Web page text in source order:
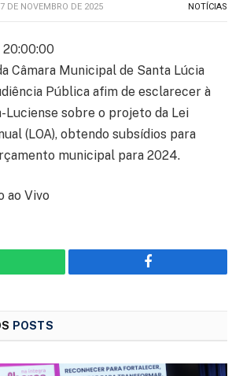
DE NOVEMBRO DE 2025 NOTÍCIAS
20:00:00
Câmara Municipal de Santa Lúcia
Pública afim de esclarecer à
Luciense sobre o projeto da Lei
(LOA), obtendo subsídios para
municipal para 2024.
ao Vivo
Facebook
POSTS